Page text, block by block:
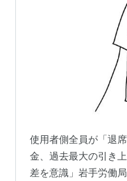
使用者側全員が「退
金、過去最大の引き
差を意識」岩手労働